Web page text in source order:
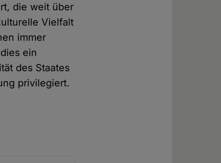
die weit über
Vielfalt
immer
ein
des Staates
privilegiert.